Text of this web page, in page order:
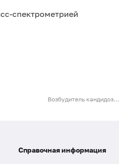
спектрометрией
Возбудитель кандидоза (Candida albicans), ДНК [реал-тайм ПЦР]
Справочная информация